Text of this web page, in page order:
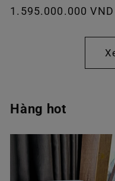
Giá
1.595.000.000 VND
Hàng hot